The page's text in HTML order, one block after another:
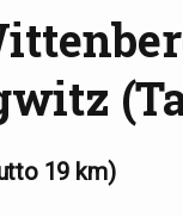
19 km)